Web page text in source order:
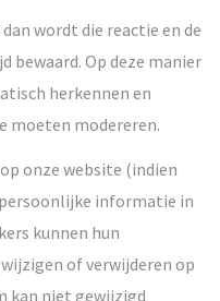
wordt die reactie en de
bewaard. Op deze manier
herkennen en
moeten modereren.
onze website (indien
informatie in
kunnen hun
of verwijderen op
kan niet gewijzigd